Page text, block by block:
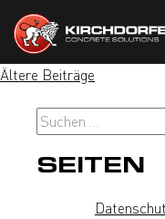
Inhalt
springen
Ältere Beiträge
Suchen
nach:
SEITEN